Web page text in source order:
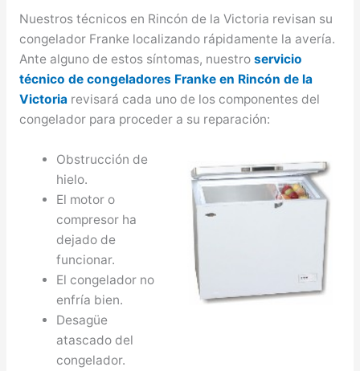
Nuestros técnicos en Rincón de la Victoria revisan su
congelador Franke localizando rápidamente la avería.
Ante alguno de estos síntomas, nuestro servicio
técnico de congeladores Franke en Rincón de la
Victoriarevisará cada uno de los componentes del
congelador para proceder a su reparación:
Obstrucción de
hielo.
El motor o
compresor ha
dejado de
funcionar.
El congelador no
enfría bien.
Desagüe
atascado del
congelador.